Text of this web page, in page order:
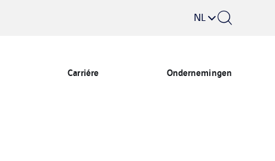
NL
Carriére Ondernemingen